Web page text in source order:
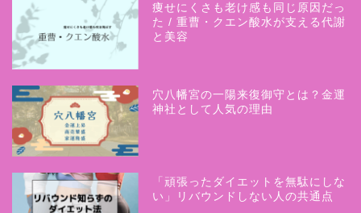
痩せにくさも老け感も同じ原因だっ
た / 重曹・クエン酸水が支える代謝
と美容
穴八幡宮の一陽来復御守とは？金運
神社として人気の理由
「頑張ったダイエットを無駄にしな
い」リバウンドしない人の共通点
プロフィール
「美人気功」
お問い合わせ